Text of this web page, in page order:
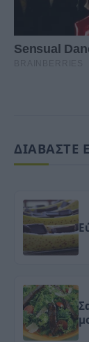
ΔΙΑΒΑΣΤΕ